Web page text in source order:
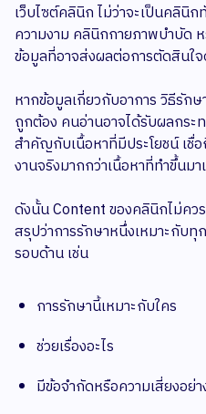
เว็บไซต์คลินิก ไม่ว่าจะเป็นคลิ
ความงาม คลินิกกายภาพบำบัด
ข้อมูลที่อาจส่งผลต่อการตัดสินใ
หากข้อมูลเกี่ยวกับอาการ วิธีรักษ
ถูกต้อง คนอ่านอาจได้รับผลกระ
สำคัญกับเนื้อหาที่มีประโยชน์ เชื่
งานจริงมากกว่าเนื้อหาที่ทำขึ้นม
ดังนั้น Content ของคลินิกไม่คว
สรุปว่าการรักษาหนึ่งเหมาะกับ
รอบด้าน เช่น
การรักษานี้เหมาะกับใคร
ช่วยเรื่องอะไร
มีข้อจำกัดหรือความเสี่ยงอย่า